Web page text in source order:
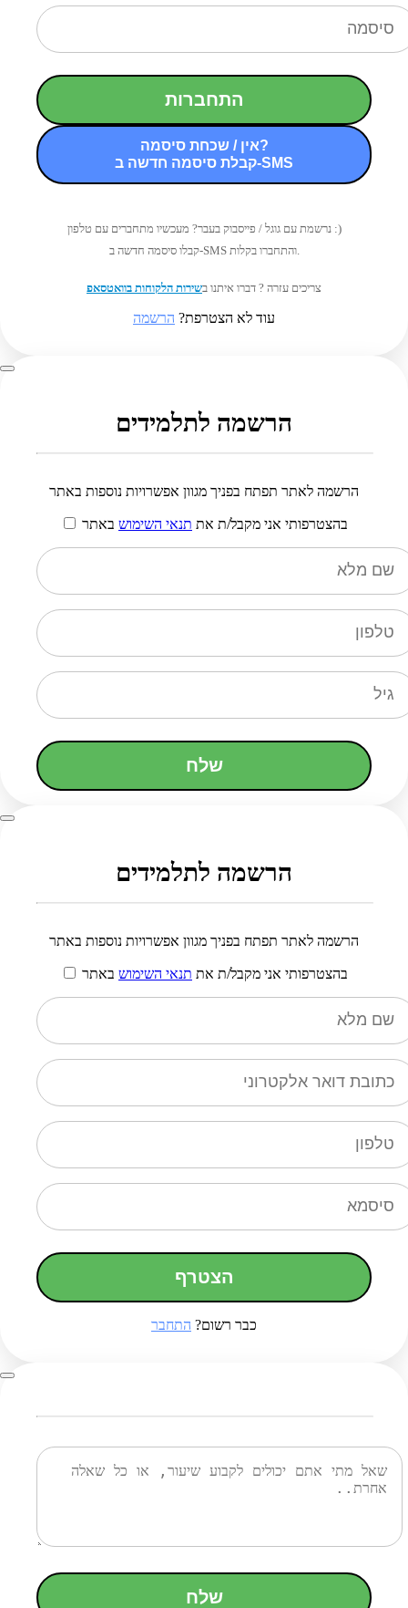
התחברות
אין / שכחת סיסמה?
קבלת סיסמה חדשה ב-SMS
נרשמת עם גוגל / פייסבוק בעבר? מעכשיו מתחברים עם טלפון :)
קבלו סיסמה חדשה ב-SMS והתחברו בקלות.
צריכים עזרה ? דברו איתנו בשירות הלקוחות בוואטסאפ
עוד לא הצטרפת? הרשמה
הרשמה לתלמידים
הרשמה לאתר תפתח בפניך מגוון אפשרויות נוספות באתר
בהצטרפותי אני מקבל/ת את תנאי השימוש באתר
שלח
הרשמה לתלמידים
הרשמה לאתר תפתח בפניך מגוון אפשרויות נוספות באתר
בהצטרפותי אני מקבל/ת את תנאי השימוש באתר
הצטרף
כבר רשום? התחבר
שלח